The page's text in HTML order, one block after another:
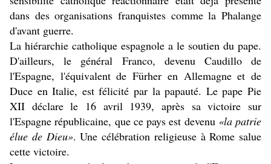
dans des organisations franquistes comme la Phalange
d'avant guerre.
La hiérarchie catholique espagnole a le soutien du pape.
D'ailleurs, le général Franco, devenu Caudillo de
l'Espagne, l'équivalent de Fürher en Allemagne et de
Duce en Italie, est félicité par la papauté. Le pape Pie
XII déclare le 16 avril 1939, après sa victoire sur
l'Espagne républicaine, que ce pays est devenu «la patrie
élue de Dieu». Une célébration religieuse à Rome salue
cette victoire.